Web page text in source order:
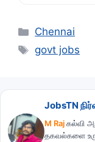
Categories
Chennai
Tags
govt jobs
JobsTN
M Rajகல்வி
தகவல்களை